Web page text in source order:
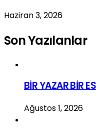
Haziran 3, 2026
Son Yazılanlar
BİR YAZAR BİR
Ağustos 1, 2026